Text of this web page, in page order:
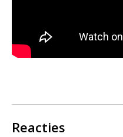
Reacties